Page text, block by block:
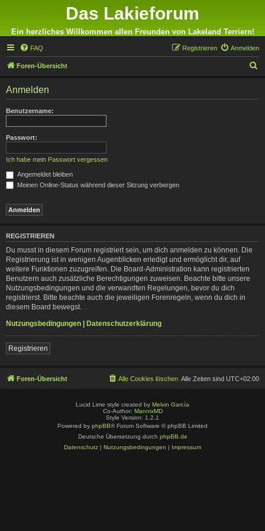
Das Lakieforum
Ein herzliches Willkommen allen Freunden von Lakeland Terriern!
FAQ Anmelden
Registrieren
Foren-Übersicht
Anmelden
Benutzername:
Passwort:
Ich habe mein Passwort vergessen
Angemeldet bleiben
Meinen Online-Status während dieser Sitzung verbergen
REGISTRIEREN
Du musst in diesem Forum registriert sein, um dich anmelden zu können. Die
Registrierung ist in wenigen Augenblicken erledigt und ermöglicht dir, auf
weitere Funktionen zuzugreifen. Die Board-Administration kann registrierten
Benutzern auch zusätzliche Berechtigungen zuweisen. Beachte bitte unsere
Nutzungsbedingungen und die verwandten Regelungen, bevor du dich
registrierst. Bitte beachte auch die jeweiligen Forenregeln, wenn du dich in
diesem Board bewegst.
Nutzungsbedingungen | Datenschutzerklärung
Registrieren
Foren-Übersicht Alle Zeiten sind UTC+02:00
Alle Cookies löschen
Lucid Lime style created by Melvin García
Co-Author: MannixMD
Style Version: 1.2.1
Powered by phpBB® Forum Software © phpBB Limited
Deutsche Übersetzung durch phpBB.de
Datenschutz | Nutzungsbedingungen | Impressum